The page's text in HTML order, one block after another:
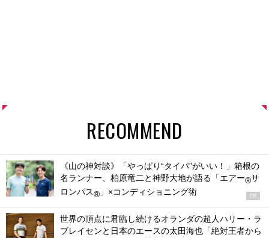
RECOMMEND
《山の神対談》「やっぱり“タイパ”がいい！」箱根の
名ランナー、柏原竜二と神野大地が語る「エアー®サ
ロンパス® 」×コンディショニング術 PR
世界の頂点に君臨し続けるオランダの超人ハリー・ラ
ブレイセンと日本のエースの太田海也「絶対王者から